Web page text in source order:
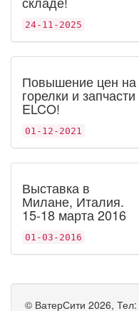
24-11-2025
Повышение цен на
горелки и запчасти
ELCO!
01-12-2021
Выставка в
Милане, Италия.
15-18 марта 2016
01-03-2016
© ВатерСити 2026, Тел: